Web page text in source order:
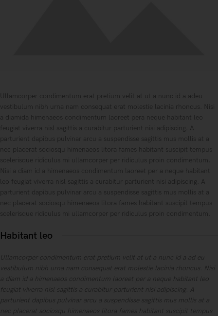
Ullamcorper condimentum erat pretium velit at ut a nunc id a adeu
vestibulum nibh urna nam consequat erat molestie lacinia rhoncus. Nisi
a diamida himenaeos condimentum laoreet pera neque habitant leo
feugiat viverra nisl sagittis a curabitur parturient nisi adipiscing. A
parturient dapibus pulvinar arcu a suspendisse sagittis mus mollis at a
nec placerat sociosqu himenaeos litora fames habitant suscipit tempus
scelerisque ridiculus mi ullamcorper per ridiculus proin condimentum.
Nisi a diam id a himenaeos condimentum laoreet per a neque habitant
leo feugiat viverra nisl sagittis a curabitur parturient nisi adipiscing. A
parturient dapibus pulvinar arcu a suspendisse sagittis mus mollis at a
nec placerat sociosqu himenaeos litora fames habitant suscipit tempus
scelerisque ridiculus mi ullamcorper per ridiculus proin condimentum.
Habitant leo
Ullamcorper condimentum erat pretium velit at ut a nunc id a ad eu
vestibulum nibh urna nam consequat erat molestie lacinia rhoncus. Nisi
a diam id a himenaeos condimentum laoreet per a neque habitant leo
feugiat viverra nisl sagittis a curabitur parturient nisi adipiscing. A
parturient dapibus pulvinar arcu a suspendisse sagittis mus mollis at a
nec placerat sociosqu himenaeos litora fames habitant suscipit tempus